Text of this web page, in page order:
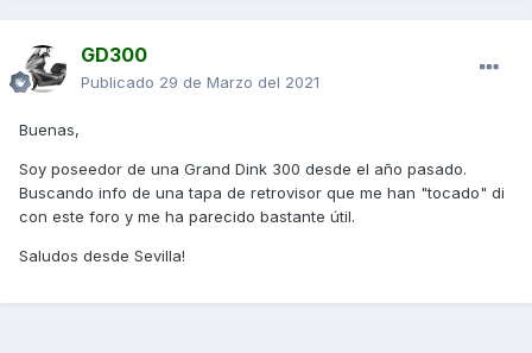
GD300
Publicado 29 de Marzo del 2021
Buenas,
Soy poseedor de una Grand Dink 300 desde el año pasado.
Buscando info de una tapa de retrovisor que me han "tocado" di
con este foro y me ha parecido bastante útil.
Saludos desde Sevilla!